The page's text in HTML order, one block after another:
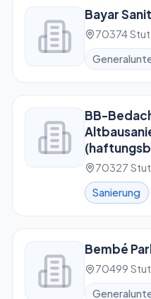
Bayar
70374
BB-
70327
Sanierung
Bembé
70499